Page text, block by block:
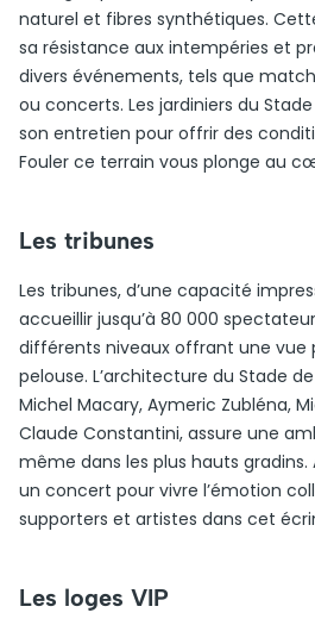
naturel et fibres synthétiques.
sa résistance aux intempéries et
divers événements, tels que
ou concerts. Les jardiniers du
son entretien pour offrir des
Fouler ce terrain vous plonge au
Les tribunes
Les tribunes, d’une capacité
accueillir jusqu’à 80 000
différents niveaux offrant une vue
pelouse. L’architecture du Stade
Michel Macary, Aymeric Zubléna,
Claude Constantini, assure une
même dans les plus hauts
un concert pour vivre l’émotion
supporters et artistes dans cet
Les loges VIP